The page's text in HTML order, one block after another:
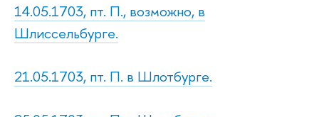
14.05.1703, пт. П., возможно, в
Шлиссельбурге.
21.05.1703, пт. П. в Шлотбурге.